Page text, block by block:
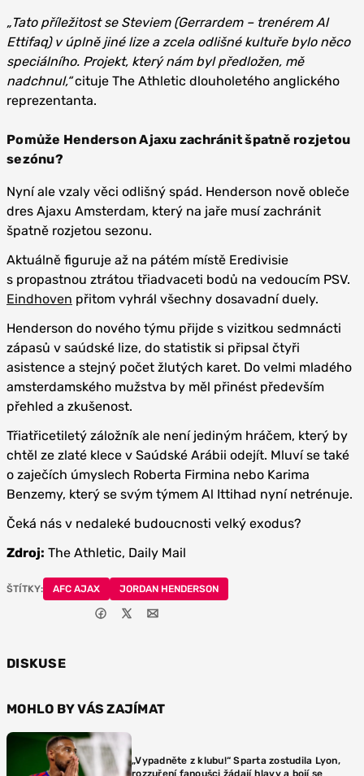
„Tato příležitost se Steviem (Gerrardem – trenérem Al
Ettifaq) v úplně jiné lize a zcela odlišné kultuře bylo něco
speciálního. Projekt, který nám byl předložen, mě
nadchnul,“cituje The Athletic dlouholetého anglického
reprezentanta.
Pomůže Henderson Ajaxu zachránit špatně rozjetou
sezónu?
Nyní ale vzaly věci odlišný spád. Henderson nově obleče
dres Ajaxu Amsterdam, který na jaře musí zachránit
špatně rozjetou sezonu.
Aktuálně figuruje až na pátém místě Eredivisie
s propastnou ztrátou třiadvaceti bodů na vedoucím PSV.
Eindhoven přitom vyhrál všechny dosavadní duely.
Henderson do nového týmu přijde s vizitkou sedmnácti
zápasů v saúdské lize, do statistik si připsal čtyři
asistence a stejný počet žlutých karet. Do velmi mladého
amsterdamského mužstva by měl přinést především
přehled a zkušenost.
Třiatřicetiletý záložník ale není jediným hráčem, který by
chtěl ze zlaté klece v Saúdské Arábii odejít. Mluví se také
o zaječích úmyslech Roberta Firmina nebo Karima
Benzemy, který se svým týmem Al Ittihad nyní netrénuje.
Čeká nás v nedaleké budoucnosti velký exodus?
Zdroj: The Athletic, Daily Mail
ŠTÍTKY: AFC AJAX JORDAN HENDERSON
DISKUSE
MOHLO BY VÁS ZAJÍMAT
„Vypadněte z klubu!“ Sparta zostudila Lyon,
rozzuření fanoušci žádají hlavy a bojí se